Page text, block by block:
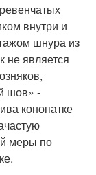
внутри и
шнура из
не является
шов» -
конопатке
меры по